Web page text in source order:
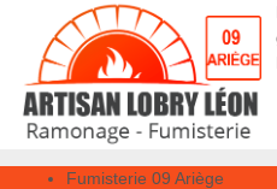
Fumisterie 09 Ariège